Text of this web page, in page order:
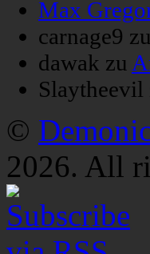
Max
carnage9 zu
dawak zu
Slaytheevil
©
2026. All